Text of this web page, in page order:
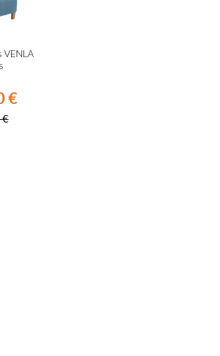
VENLA
€
€